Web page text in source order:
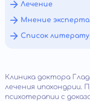
Лечение
Мнение эксперта
Список
Клиника доктора
лечения
психотерапии с